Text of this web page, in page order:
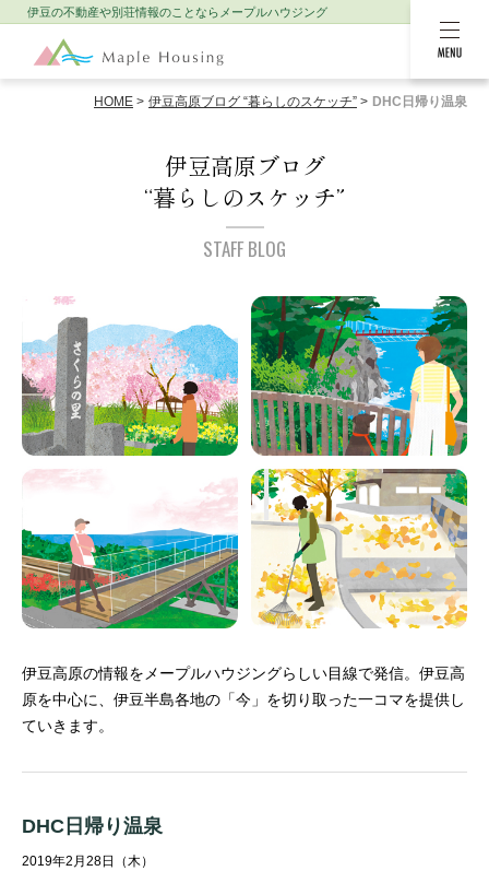
MENU
伊豆の不動産や別荘情報のことなら メープルハウジング
HOME 伊豆高原ブログ “暮らしのスケッチ” DHC日帰り温泉
伊豆高原ブログ
“暮らしのスケッチ”
STAFF BLOG
伊豆高原の情報をメープルハウジングらしい目線で発信。 伊豆高
原を中心に、伊豆半島各地の「今」を切り取った一コマを提供し
ていきます。
DHC日帰り温泉
2019年2月28日（木）